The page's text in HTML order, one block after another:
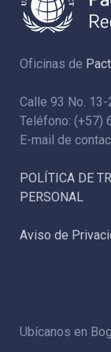
Oficinas de
Calle 93 No.
Teléfono: (+57)
E-mail de
POLÍTICA DE
PERSONAL
Aviso de
Ubícanos en